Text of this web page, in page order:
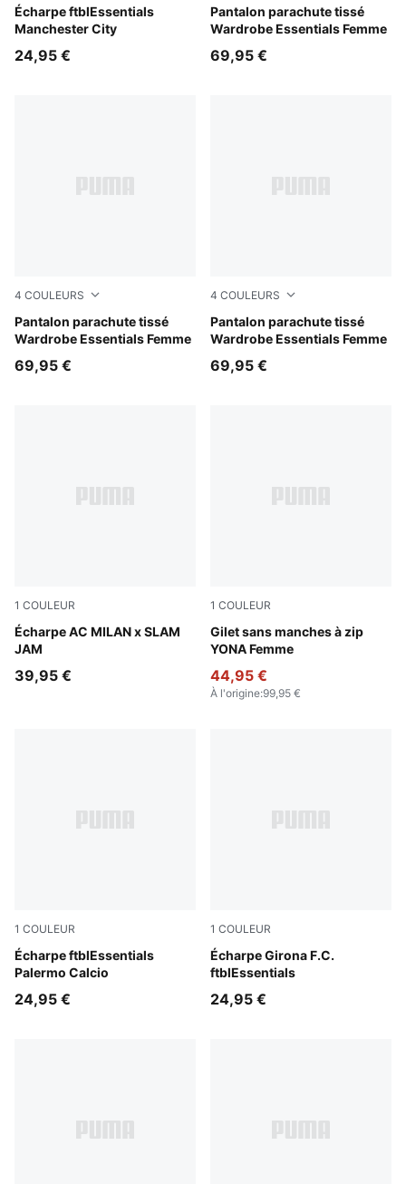
Écharpe ftblEssentials
Manchester City
Team Light Blue-PUMA White
24,95 €
Pantalon parachute tissé
Wardrobe Essentials Femme
Mouse Gray
69,95 €
4 COULEURS
Pantalon parachute tissé
Wardrobe Essentials Femme
Inky Depths
69,95 €
4 COULEURS
Pantalon parachute tissé
Wardrobe Essentials Femme
Puma Black
69,95 €
1 COULEUR
Écharpe AC MILAN x SLAM
JAM
PUMA Black-For All Time Red
39,95 €
1 COULEUR
Gilet sans manches à zip
YONA Femme
Honey Butter
44,95 €
À l'origine:99,95 €
1 COULEUR
Écharpe ftblEssentials
Palermo Calcio
Team Light Pink-PUMA Black
24,95 €
1 COULEUR
Écharpe Girona F.C.
ftblEssentials
PUMA Red-PUMA White
24,95 €